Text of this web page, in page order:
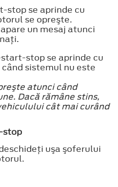
se aprinde cu
se opreşte.
un mesaj atunci
stop se aprinde cu
sistemul nu este
atunci când
Dacă rămâne stins,
cât mai curând
stop
uşa şoferului